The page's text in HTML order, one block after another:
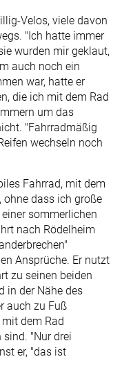
Velos, viele davon
"Ich hatte immer
wurden mir geklaut,
auch noch ein
war, hatte er
die ich mit dem Rad
um das
"Fahrradmäßig
wechseln noch
Fahrrad, mit dem
ohne dass ich große
sommerlichen
nach Rödelheim
Ansprüche. Er nutzt
zu seinen beiden
in der Nähe des
auch zu Fuß
dem Rad
sind. "Nur drei
er, "das ist